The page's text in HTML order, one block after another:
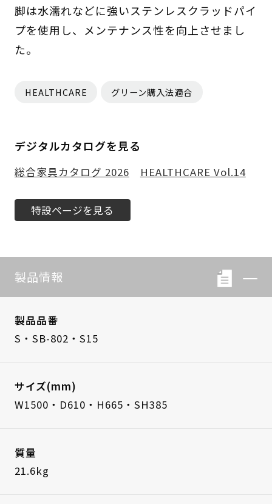
脚は水濡れなどに強いステンレスクラッドパイ
プを使用し、メンテナンス性を向上させまし
た。
HEALTHCARE グリーン購入法適合
デジタルカタログを見る
総合家具カタログ 2026 HEALTHCARE Vol.14
特設ページを見る
製品情報
製品品番
S・SB-802・S15
サイズ(mm)
W1500・D610・H665・SH385
質量
21.6kg